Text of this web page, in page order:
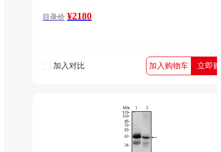
目录价 ¥2180
加入对比 加入购物车 立即